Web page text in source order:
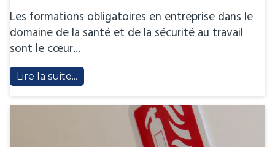
Les formations obligatoires en entreprise dans le
domaine de la santé et de la sécurité au travail
sont le cœur...
Lire la suite...